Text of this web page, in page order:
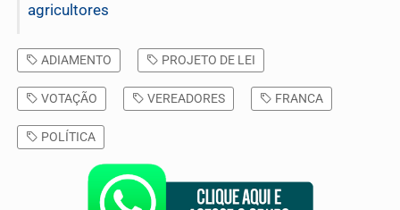
agricultores
ADIAMENTO PROJETO DE LEI
VOTAÇÃO VEREADORES FRANCA
POLÍTICA